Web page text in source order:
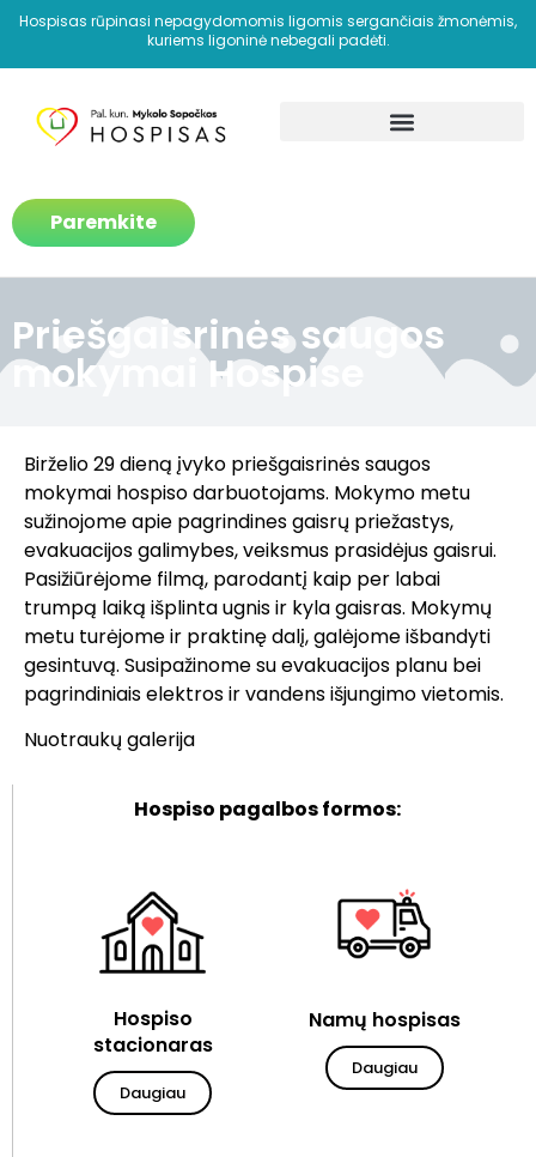
Hospisas rūpinasi nepagydomomis ligomis sergančiais žmonėmis,
kuriems ligoninė nebegali padėti.
Paremkite
Priešgaisrinės saugos
mokymai Hospise
Birželio 29 dieną įvyko priešgaisrinės saugos
mokymai hospiso darbuotojams. Mokymo metu
sužinojome apie pagrindines gaisrų priežastys,
evakuacijos galimybes, veiksmus prasidėjus gaisrui.
Pasižiūrėjome filmą, parodantį kaip per labai
trumpą laiką išplinta ugnis ir kyla gaisras. Mokymų
metu turėjome ir praktinę dalį, galėjome išbandyti
gesintuvą. Susipažinome su evakuacijos planu bei
pagrindiniais elektros ir vandens išjungimo vietomis.
Nuotraukų galerija
Hospiso pagalbos formos:
Hospiso
stacionaras
Daugiau
Namų hospisas
Daugiau